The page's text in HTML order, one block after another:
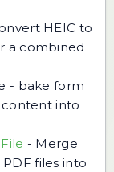
HEIC to
a combined
- bake form
content into
- Merge
files into